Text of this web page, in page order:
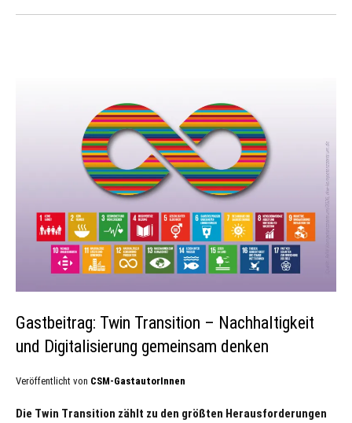
Gastbeitrag: Twin Transition – Nachhaltigkeit
und Digitalisierung gemeinsam denken
Veröffentlicht von CSM-GastautorInnen
Die Twin Transition zählt zu den größten Herausforderungen